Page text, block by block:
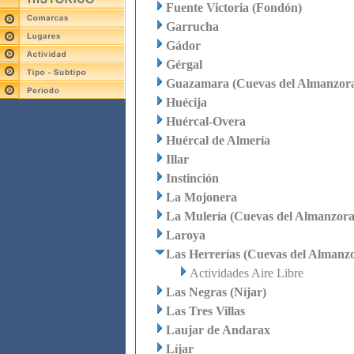
Fuente Victoria (Fondón)
Garrucha
Gádor
Gérgal
Guazamara (Cuevas del
Huécija
Huércal-Overa
Huércal de Almería
Illar
Instinción
La Mojonera
La Mulería (Cuevas del
Laroya
Las Herrerías (Cuevas del
Actividades Aire Libre
Las Negras (Níjar)
Las Tres Villas
Laujar de Andarax
Líjar